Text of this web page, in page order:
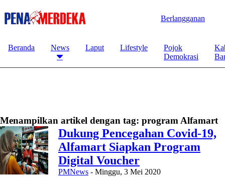
Berlangganan
Beranda News Laput Lifestyle
Pojok
Demokrasi
Menampilkan artikel dengan tag: program Alfamart
Dukung Pencegahan Covid-19,
Alfamart Siapkan Program
Digital Voucher
PMNews - Minggu, 3 Mei 2020